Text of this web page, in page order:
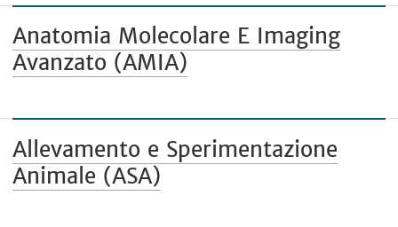
Anatomia Molecolare E Imaging
Avanzato (AMIA)
Allevamento e Sperimentazione
Animale (ASA)